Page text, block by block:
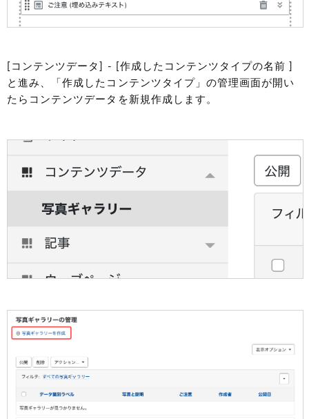
[コンテンツデータ] - [作成したコンテンツタイプの名前 ]
と進み、「作成したコンテンツタイプ」の管理画面が開い
たらコンテンツデータを新規作成します。